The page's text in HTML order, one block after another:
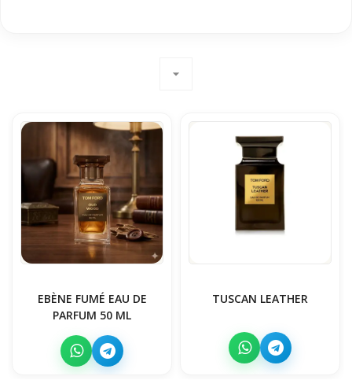
arrow_drop_down
EBÈNE FUMÉ EAU DE
PARFUM 50 ML
TUSCAN LEATHER